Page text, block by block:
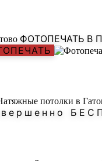
ФОТОПЕЧАТЬ В